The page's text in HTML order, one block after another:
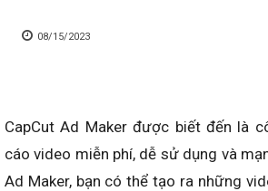
08/15/2023
CapCut Ad Maker được biết đến là
cáo video miễn phí, dễ sử dụng và
Ad Maker, bạn có thể tạo ra những